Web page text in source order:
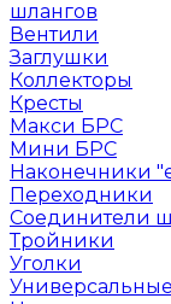
шлангов
Вентили
Заглушки
Коллекторы
Кресты
Макси БРС
Мини БРС
Наконечники
Переходники
Соединители
Тройники
Уголки